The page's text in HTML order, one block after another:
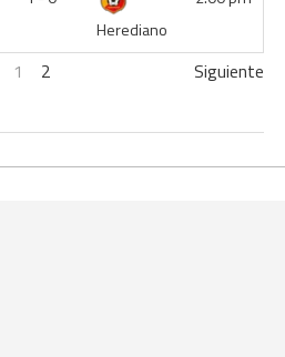
Herediano
1 2 Siguiente